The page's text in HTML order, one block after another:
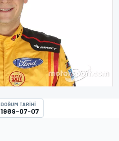
DOĞUM TARIHI
1989-07-07